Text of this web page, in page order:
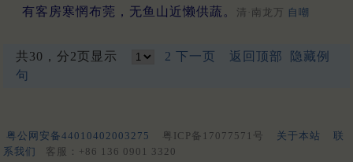
有客房寒惘布莞，无鱼山近懒供蔬。
清·南龙万 自嘲
共30，分2页显示 2 下一页 返回顶部
隐藏例
句
粤公网安备44010402003275 粤ICP备17077571号 关于本站
联
系我们
客服：+86 136 0901 3320